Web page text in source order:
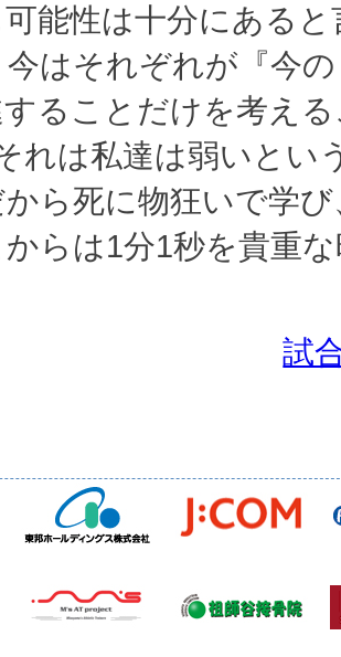
能性は十分にあると
今はそれぞれが『今
ることだけを考え
れは私達は弱いと
ら死に物狂いで学
からは1分1秒を貴重
試